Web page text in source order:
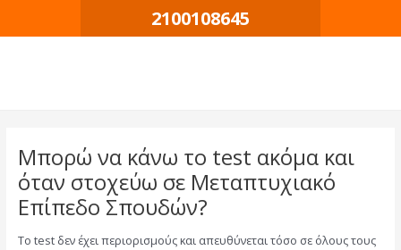
2100108645
Μπορώ να κάνω το test ακόμα και
όταν στοχεύω σε Μεταπτυχιακό
Επίπεδο Σπουδών?
Το test δεν έχει περιορισμούς και απευθύνεται τόσο σε όλους τους